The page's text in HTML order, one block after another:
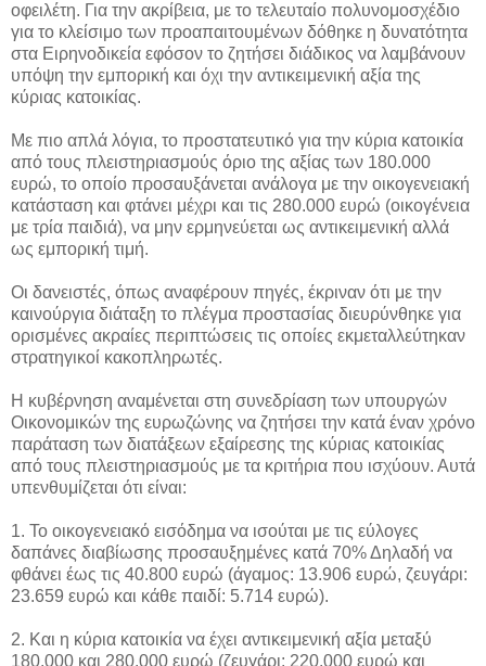
οφειλέτη. Για την ακρίβεια, με το τελευταίο πολυνομοσχέδιο
για το κλείσιμο των προαπαιτουμένων δόθηκε η δυνατότητα
στα Ειρηνοδικεία εφόσον το ζητήσει διάδικος να λαμβάνουν
υπόψη την εμπορική και όχι την αντικειμενική αξία της
κύριας κατοικίας.
Με πιο απλά λόγια, το προστατευτικό για την κύρια κατοικία
από τους πλειστηριασμούς όριο της αξίας των 180.000
ευρώ, το οποίο προσαυξάνεται ανάλογα με την οικογενειακή
κατάσταση και φτάνει μέχρι και τις 280.000 ευρώ (οικογένεια
με τρία παιδιά), να μην ερμηνεύεται ως αντικειμενική αλλά
ως εμπορική τιμή.
Οι δανειστές, όπως αναφέρουν πηγές, έκριναν ότι με την
καινούργια διάταξη το πλέγμα προστασίας διευρύνθηκε για
ορισμένες ακραίες περιπτώσεις τις οποίες εκμεταλλεύτηκαν
στρατηγικοί κακοπληρωτές.
Η κυβέρνηση αναμένεται στη συνεδρίαση των υπουργών
Οικονομικών της ευρωζώνης να ζητήσει την κατά έναν χρόνο
παράταση των διατάξεων εξαίρεσης της κύριας κατοικίας
από τους πλειστηριασμούς με τα κριτήρια που ισχύουν. Αυτά
υπενθυμίζεται ότι είναι:
1. Το οικογενειακό εισόδημα να ισούται με τις εύλογες
δαπάνες διαβίωσης προσαυξημένες κατά 70% Δηλαδή να
φθάνει έως τις 40.800 ευρώ (άγαμος: 13.906 ευρώ, ζευγάρι:
23.659 ευρώ και κάθε παιδί: 5.714 ευρώ).
2. Και η κύρια κατοικία να έχει αντικειμενική αξία μεταξύ
180.000 και 280.000 ευρώ (ζευγάρι: 220.000 ευρώ και